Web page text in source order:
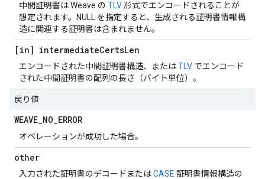
中間証明書は Weave の TLV形式でエンコードされることが
想定されます。NULL を指定すると、生成される証明書情報構
造に関連する証明書は含まれません。
[in] intermediateCertsLen
エンコードされた中間証明書構造、またはTLV でエンコード
された中間証明書の配列の長さ（バイト単位）。
戻り値
WEAVE_NO_ERROR
オペレーションが成功した場合。
other
入力された証明書のデコードまたはCASE 証明書情報構造の